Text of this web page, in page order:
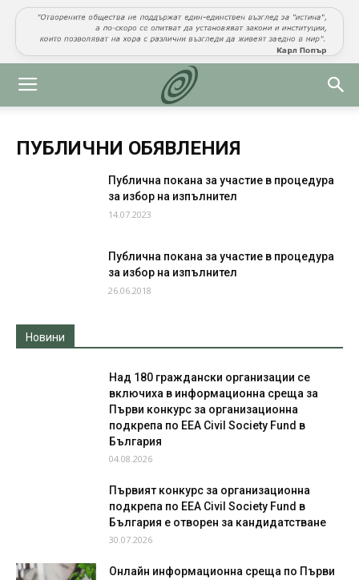
ПУБЛИЧНИ ОБЯВЛЕНИЯ
Публична покана за участие в процедура
за избор на изпълнител
14.07.2023
Публична покана за участие в процедура
за избор на изпълнител
26.06.2018
Новини
Над 180 граждански организации се
включиха в информационна среща за
Първи конкурс за организационна
подкрепа по EEA Civil Society Fund в
България
04.08.2026
Първият конкурс за организационна
подкрепа по EEA Civil Society Fund в
България e отворен за кандидатстване
30.07.2026
Онлайн информационна среща по Първи